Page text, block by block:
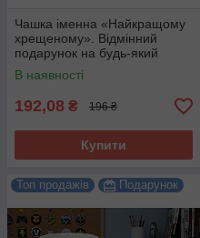
Чашка іменна «Найкращому
хрещеному». Відмінний
подарунок на будь-який
привід.
В наявності
192,08 ₴ 196 ₴
Купити
Топ продажів Подарунок